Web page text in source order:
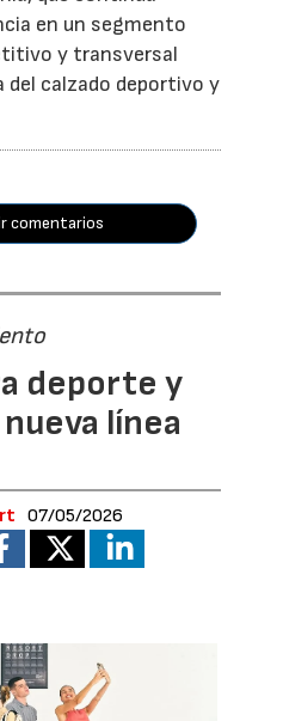
en un segmento
y transversal
del calzado deportivo y
comentarios
deporte y
línea
07/05/2026